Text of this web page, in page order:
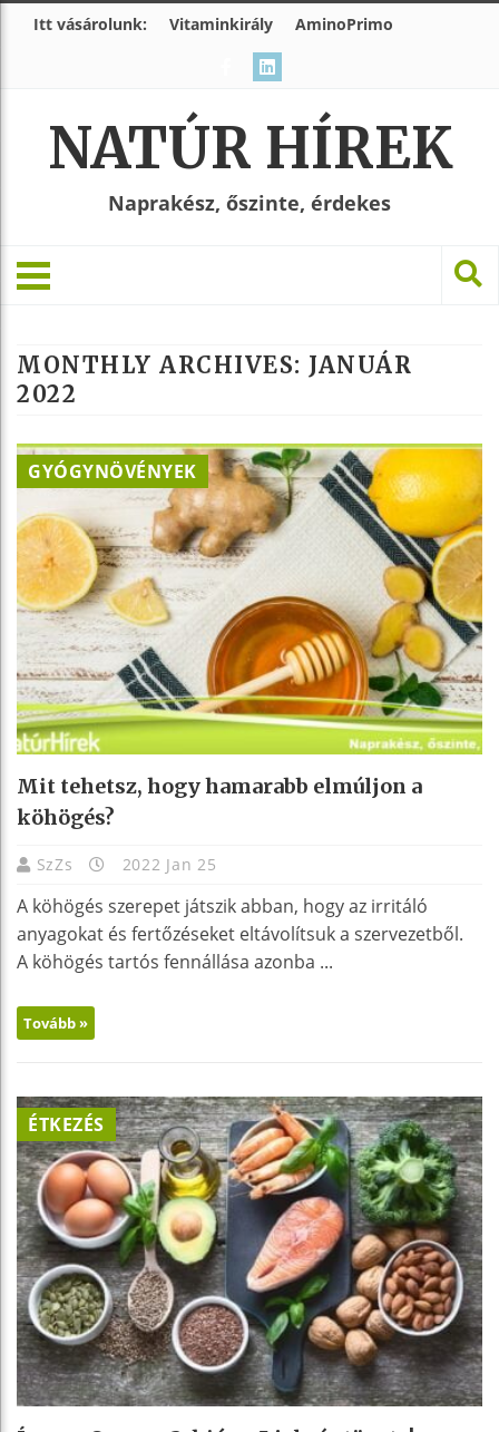
Itt vásárolunk: Vitaminkirály AminoPrimo
NATÚR HÍREK
Naprakész, őszinte, érdekes
MONTHLY ARCHIVES: JANUÁR
2022
GYÓGYNÖVÉNYEK
Mit tehetsz, hogy hamarabb elmúljon a
köhögés?
SzZs 2022 Jan 25
A köhögés szerepet játszik abban, hogy az irritáló
anyagokat és fertőzéseket eltávolítsuk a szervezetből.
A köhögés tartós fennállása azonba ...
Tovább »
ÉTKEZÉS